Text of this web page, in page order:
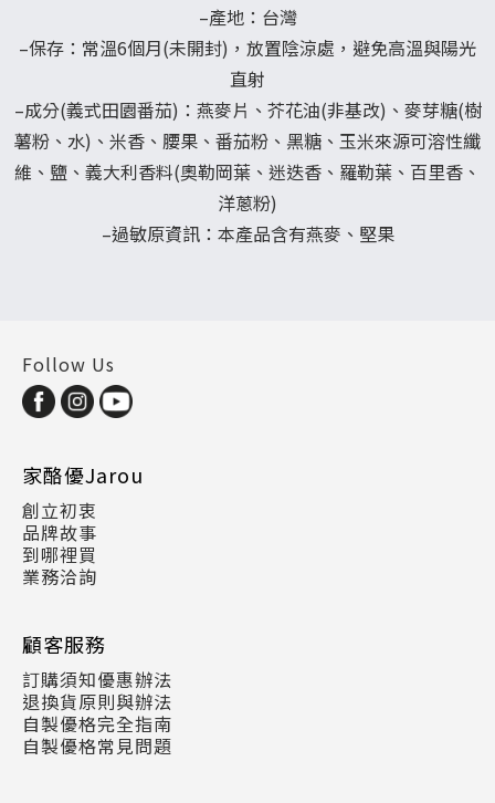
–產地：台灣
–保存：常溫6個月(未開封)，放置陰涼處，避免高溫與陽光
直射
–成分(義式田園番茄) ：燕麥片、芥花油(非基改)、麥芽糖(樹
薯粉、水)、米香、腰果、番茄粉、黑糖、玉米來源可溶性纖
維、鹽、義大利香料(奧勒岡葉、迷迭香、羅勒葉、百里香、
洋蔥粉)
–過敏原資訊：本產品含有燕麥、堅果
Follow Us
家酪優Jarou
創立初衷
品牌故事
到哪裡買
業務洽詢
顧客服務
訂購須知優惠辦法
退換貨原則與辦法
自製優格完全指南
自製優格常見問題